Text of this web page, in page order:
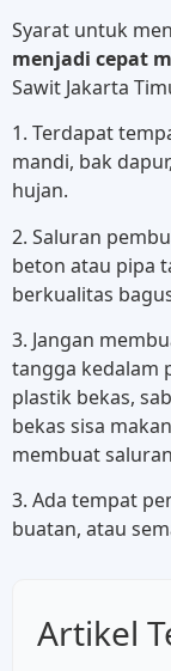
Syarat untuk
menjadi cepat
Sawit Jakarta
1. Terdapat
mandi, bak
hujan.
2. Saluran
beton atau pipa
berkualitas
3. Jangan
tangga kedalam
plastik bekas,
bekas sisa
membuat
3. Ada tempat
buatan, atau
Artikel